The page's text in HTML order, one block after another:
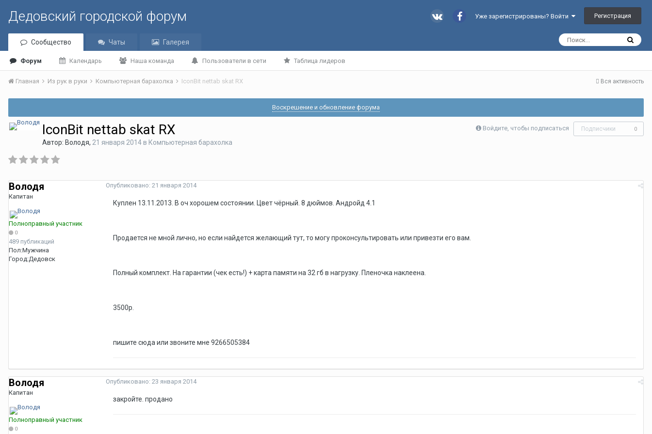
Дедовский городской форум Уже зарегистрированы? Войти Регистрация
Сообщество
Форум Календарь Наша команда Пользователи в сети Таблица лидеров
Чаты Галерея
Вся активность
Главная Из рук в руки Компьютерная барахолка IconBit nettab skat RX
Воскрешение и обновление форума
Войдите, чтобы подписаться Подписчики 0
IconBit nettab skat RX
Автор: Володя, 21 января 2014в Компьютерная барахолка
Володя
Капитан
Полноправный участник
0
489 публикаций
Пол:Мужчина
Город:Дедовск
Опубликовано: 21 января 2014
Куплен 13.11.2013. В оч хорошем состоянии. Цвет чёрный. 8 дюймов. Андройд 4.1
Продается не мной лично, но если найдется желающий тут, то могу проконсультировать или привезти его вам.
Полный комплект. На гарантии (чек есть!) + карта памяти на 32 гб в нагрузку. Пленочка наклеена.
3500р.
пишите сюда или звоните мне 9266505384
Володя
Капитан
Полноправный участник
0
Опубликовано: 23 января 2014
закройте. продано